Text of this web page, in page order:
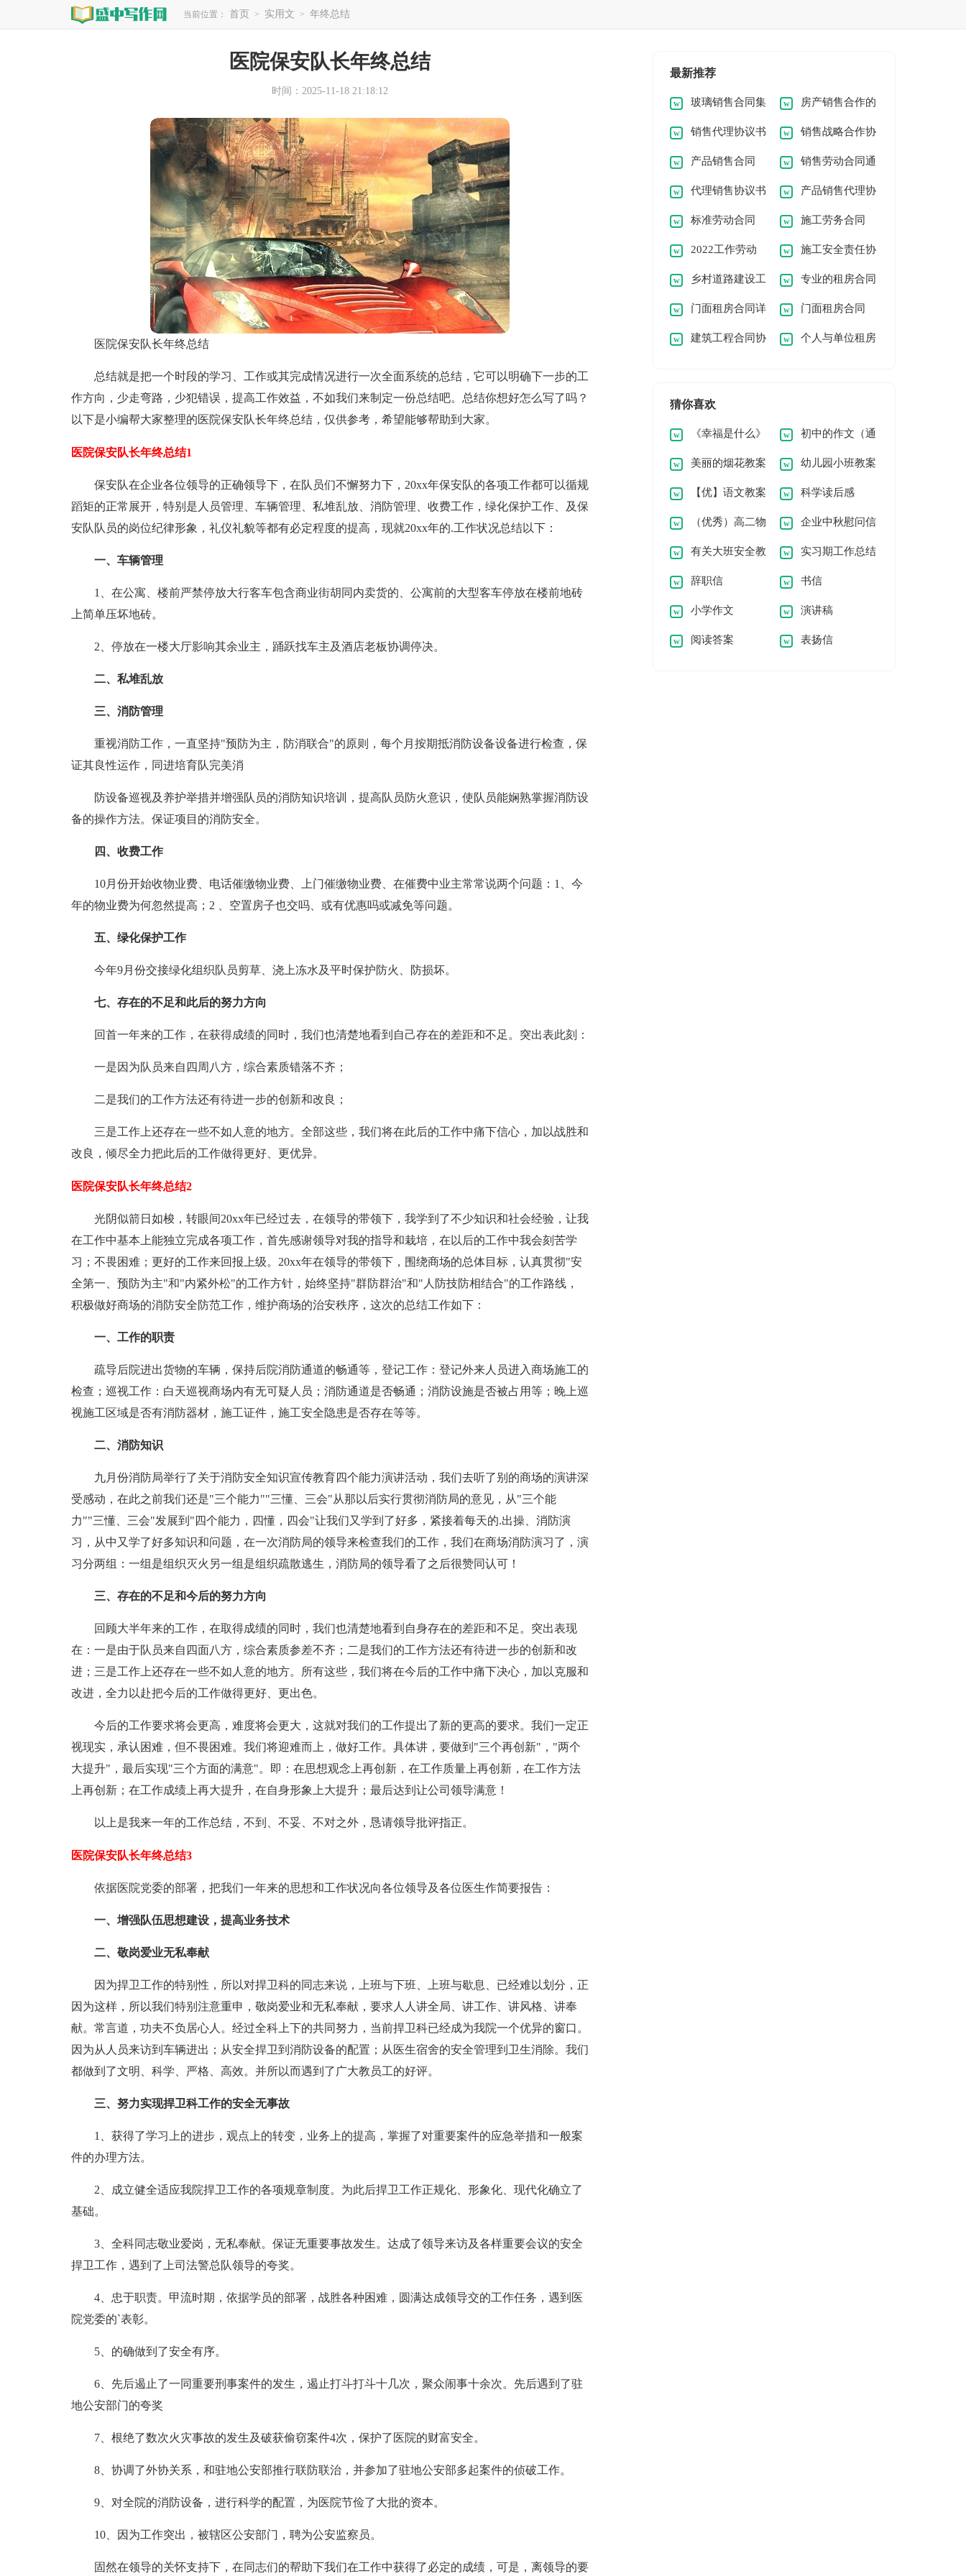
当前位置： 首页 > 实用文 > 年终总结
医院保安队长年终总结
时间：2025-11-18 21:18:12
医院保安队长年终总结
总结就是把一个时段的学习、工作或其完成情况进行一次全面系统的总结，它可以明确下一步的工
作方向，少走弯路，少犯错误，提高工作效益，不如我们来制定一份总结吧。总结你想好怎么写了吗？
以下是小编帮大家整理的医院保安队长年终总结，仅供参考，希望能够帮助到大家。
医院保安队长年终总结1
保安队在企业各位领导的正确领导下，在队员们不懈努力下，20xx年保安队的各项工作都可以循规
蹈矩的正常展开，特别是人员管理、车辆管理、私堆乱放、消防管理、收费工作，绿化保护工作、及保
安队队员的岗位纪律形象，礼仪礼貌等都有必定程度的提高，现就20xx年的.工作状况总结以下：
一、车辆管理
1、在公寓、楼前严禁停放大行客车包含商业街胡同内卖货的、公寓前的大型客车停放在楼前地砖
上简单压坏地砖。
2、停放在一楼大厅影响其余业主，踊跃找车主及酒店老板协调停决。
二、私堆乱放
三、消防管理
重视消防工作，一直坚持"预防为主，防消联合"的原则，每个月按期抵消防设备设备进行检查，保
证其良性运作，同进培育队完美消
防设备巡视及养护举措并增强队员的消防知识培训，提高队员防火意识，使队员能娴熟掌握消防设
备的操作方法。保证项目的消防安全。
四、收费工作
10月份开始收物业费、电话催缴物业费、上门催缴物业费、在催费中业主常常说两个问题：1、今
年的物业费为何忽然提高；2 、空置房子也交吗、或有优惠吗或减免等问题。
五、绿化保护工作
今年9月份交接绿化组织队员剪草、浇上冻水及平时保护防火、防损坏。
七、存在的不足和此后的努力方向
回首一年来的工作，在获得成绩的同时，我们也清楚地看到自己存在的差距和不足。突出表此刻：
一是因为队员来自四周八方，综合素质错落不齐；
二是我们的工作方法还有待进一步的创新和改良；
三是工作上还存在一些不如人意的地方。全部这些，我们将在此后的工作中痛下信心，加以战胜和
改良，倾尽全力把此后的工作做得更好、更优异。
医院保安队长年终总结2
光阴似箭日如梭，转眼间20xx年已经过去，在领导的带领下，我学到了不少知识和社会经验，让我
在工作中基本上能独立完成各项工作，首先感谢领导对我的指导和栽培，在以后的工作中我会刻苦学
习；不畏困难；更好的工作来回报上级。20xx年在领导的带领下，围绕商场的总体目标，认真贯彻"安
全第一、预防为主"和"内紧外松"的工作方针，始终坚持"群防群治"和"人防技防相结合"的工作路线，
积极做好商场的消防安全防范工作，维护商场的治安秩序，这次的总结工作如下：
一、工作的职责
疏导后院进出货物的车辆，保持后院消防通道的畅通等，登记工作：登记外来人员进入商场施工的
检查；巡视工作：白天巡视商场内有无可疑人员；消防通道是否畅通；消防设施是否被占用等；晚上巡
视施工区域是否有消防器材，施工证件，施工安全隐患是否存在等等。
二、消防知识
九月份消防局举行了关于消防安全知识宣传教育四个能力演讲活动，我们去听了别的商场的演讲深
受感动，在此之前我们还是"三个能力""三懂、三会"从那以后实行贯彻消防局的意见，从"三个能
力""三懂、三会"发展到"四个能力，四懂，四会"让我们又学到了好多，紧接着每天的.出操、消防演
习，从中又学了好多知识和问题，在一次消防局的领导来检查我们的工作，我们在商场消防演习了，演
习分两组：一组是组织灭火另一组是组织疏散逃生，消防局的领导看了之后很赞同认可！
三、存在的不足和今后的努力方向
回顾大半年来的工作，在取得成绩的同时，我们也清楚地看到自身存在的差距和不足。突出表现
在：一是由于队员来自四面八方，综合素质参差不齐；二是我们的工作方法还有待进一步的创新和改
进；三是工作上还存在一些不如人意的地方。所有这些，我们将在今后的工作中痛下决心，加以克服和
改进，全力以赴把今后的工作做得更好、更出色。
今后的工作要求将会更高，难度将会更大，这就对我们的工作提出了新的更高的要求。我们一定正
视现实，承认困难，但不畏困难。我们将迎难而上，做好工作。具体讲，要做到"三个再创新"，"两个
大提升"，最后实现"三个方面的满意"。即：在思想观念上再创新，在工作质量上再创新，在工作方法
上再创新；在工作成绩上再大提升，在自身形象上大提升；最后达到让公司领导满意！
以上是我来一年的工作总结，不到、不妥、不对之外，恳请领导批评指正。
医院保安队长年终总结3
依据医院党委的部署，把我们一年来的思想和工作状况向各位领导及各位医生作简要报告：
一、增强队伍思想建设，提高业务技术
二、敬岗爱业无私奉献
因为捍卫工作的特别性，所以对捍卫科的同志来说，上班与下班、上班与歇息、已经难以划分，正
因为这样，所以我们特别注意重申，敬岗爱业和无私奉献，要求人人讲全局、讲工作、讲风格、讲奉
献。常言道，功夫不负居心人。经过全科上下的共同努力，当前捍卫科已经成为我院一个优异的窗口。
因为从人员来访到车辆进出；从安全捍卫到消防设备的配置；从医生宿舍的安全管理到卫生消除。我们
都做到了文明、科学、严格、高效。并所以而遇到了广大教员工的好评。
三、努力实现捍卫科工作的安全无事故
1、获得了学习上的进步，观点上的转变，业务上的提高，掌握了对重要案件的应急举措和一般案
件的办理方法。
2、成立健全适应我院捍卫工作的各项规章制度。为此后捍卫工作正规化、形象化、现代化确立了
基础。
3、全科同志敬业爱岗，无私奉献。保证无重要事故发生。达成了领导来访及各样重要会议的安全
捍卫工作，遇到了上司法警总队领导的夸奖。
4、忠于职责。甲流时期，依据学员的部署，战胜各种困难，圆满达成领导交的工作任务，遇到医
院党委的`表彰。
5、的确做到了安全有序。
6、先后遏止了一同重要刑事案件的发生，遏止打斗打斗十几次，聚众闹事十余次。先后遇到了驻
地公安部门的夸奖
7、根绝了数次火灾事故的发生及破获偷窃案件4次，保护了医院的财富安全。
8、协调了外协关系，和驻地公安部推行联防联治，并参加了驻地公安部多起案件的侦破工作。
9、对全院的消防设备，进行科学的配置，为医院节俭了大批的资本。
10、因为工作突出，被辖区公安部门，聘为公安监察员。
固然在领导的关怀支持下，在同志们的帮助下我们在工作中获得了必定的成绩，可是，离领导的要
最新推荐
玻璃销售合同集
锦15篇
房产销售合作的
协议书5篇
销售代理协议书
模板汇编9篇
销售战略合作协
议书
产品销售合同
【集合15篇】
销售劳动合同通
用15篇
代理销售协议书
精选15篇
产品销售代理协
议书通用5篇
标准劳动合同 施工劳务合同
（合集）
2022工作劳动
合同
施工安全责任协
议书（精选18篇）
乡村道路建设工
程施工承包协议书
专业的租房合同
门面租房合同详
细版范文
门面租房合同
（热）
建筑工程合同协 个人与单位租房
猜你喜欢
《幸福是什么》
教学反思
初中的作文（通
用5篇）
美丽的烟花教案 幼儿园小班教案
《大苹果》
【优】语文教案
8篇
科学读后感
（优秀）高二物
理知识点总结15篇
企业中秋慰问信
有关大班安全教
案模板四篇
实习期工作总结
(汇编15篇)
辞职信 书信
小学作文 演讲稿
阅读答案 表扬信